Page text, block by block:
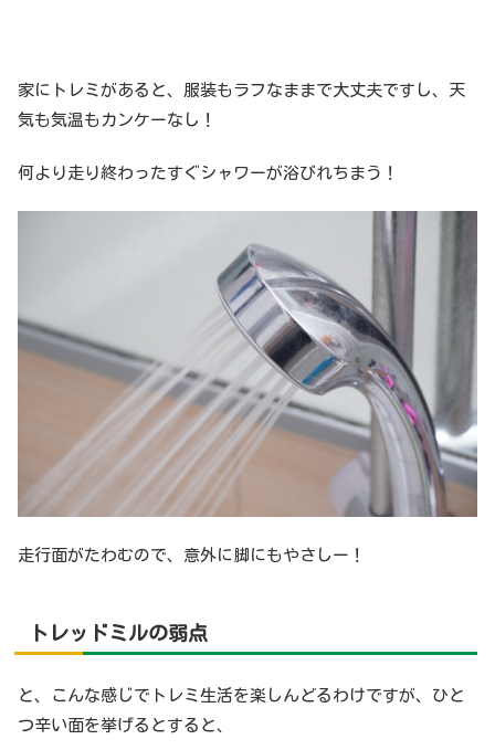
家にトレミがあると、服装もラフなままで大丈夫ですし、天
気も気温もカンケーなし！
何より走り終わったすぐシャワーが浴びれちまう！
走行面がたわむので、意外に脚にもやさしー！
トレッドミルの弱点
と、こんな感じでトレミ生活を楽しんどるわけですが、ひと
つ辛い面を挙げるとすると、